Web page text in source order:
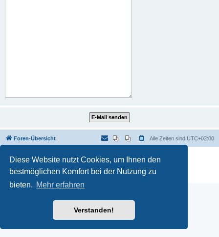
Diese Website nutzt Cookies, um Ihnen den
bestmöglichen Komfort bei der Nutzung zu
bieten. Mehr erfahren
Verstanden!
Foren-Übersicht Alle Zeiten sind UTC+02:00
Powered by phpBB
® Forum Software © phpBB Limited
Deutsche Übersetzung durch
Datenschutz|Nutzungsbedingungen